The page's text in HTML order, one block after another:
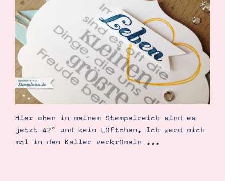
Suche Impressum Datenschutz
Hier oben in meinem Stempelreich sind es
jetzt 42° und kein Lüftchen. Ich werd mich
mal in den Keller verkrümeln ...